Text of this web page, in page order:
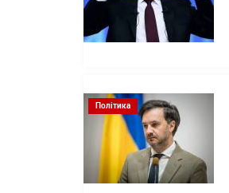
Політика